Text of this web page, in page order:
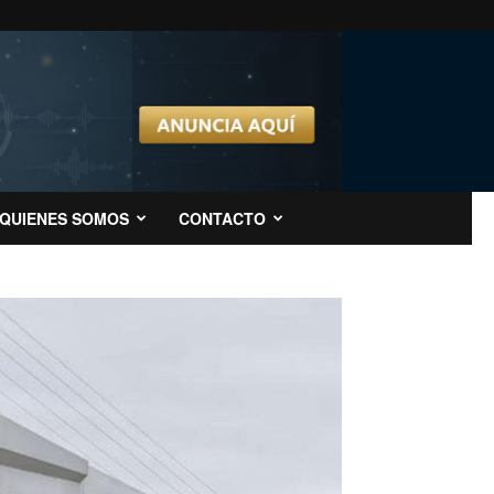
QUIENES SOMOS CONTACTO